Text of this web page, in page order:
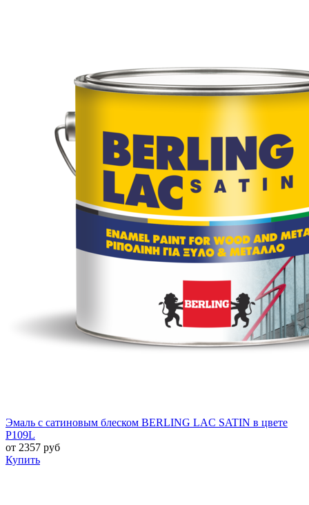
Эмаль с сатиновым блеском BERLING LAC SATIN в цвете
P109L
от 2357 руб
Купить